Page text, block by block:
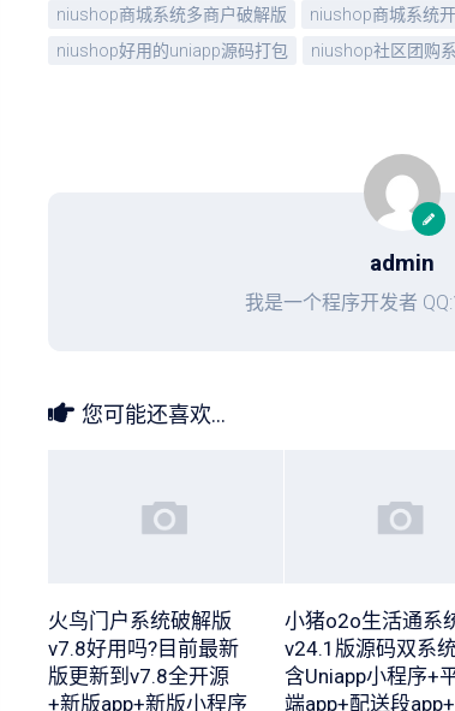
niushop商城系统多商户破解版
niushop商城系统
niushop好用的uniapp源码打包
niushop社区团购
admin
我是一个程序开发者
您可能还喜欢...
火鸟门户系统破解版
v7.8好用吗?目前最新
版更新到v7.8全开源
+新版app+新版小程序
小猪o2o生活通系
v24.1版源码双系
含Uniapp小程序+
端app+配送段